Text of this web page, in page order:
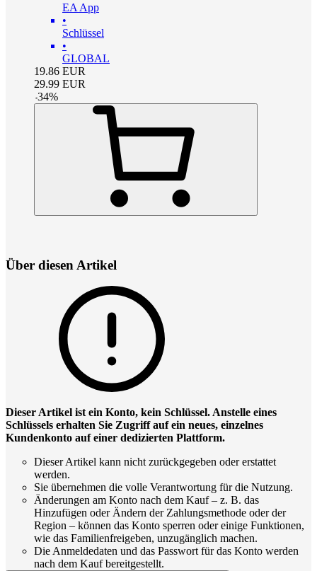
EA App
•
Schlüssel
•
GLOBAL
19.86 EUR
29.99 EUR
-34%
Über diesen Artikel
Dieser Artikel ist ein Konto, kein Schlüssel. Anstelle eines
Schlüssels erhalten Sie Zugriff auf ein neues, einzelnes
Kundenkonto auf einer dedizierten Plattform.
Dieser Artikel kann nicht zurückgegeben oder erstattet
werden.
Sie übernehmen die volle Verantwortung für die Nutzung.
Änderungen am Konto nach dem Kauf – z. B. das
Hinzufügen oder Ändern der Zahlungsmethode oder der
Region – können das Konto sperren oder einige Funktionen,
wie das Familienfreigeben, unzugänglich machen.
Die Anmeldedaten und das Passwort für das Konto werden
nach dem Kauf bereitgestellt.